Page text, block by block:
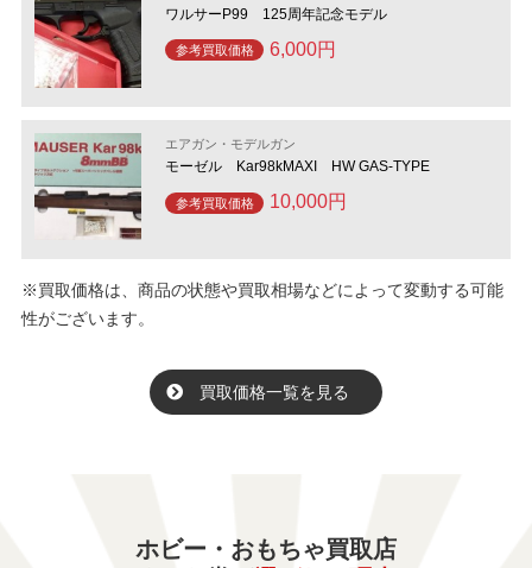
ワルサーP99 125周年記念モデル
参考買取価格 6,000円
エアガン・モデルガン
モーゼル Kar98kMAXI HW GAS-TYPE
参考買取価格 10,000円
※買取価格は、商品の状態や買取相場などによって変動する可能
性がございます。
買取価格一覧を見る
ホビー・おもちゃ買取店